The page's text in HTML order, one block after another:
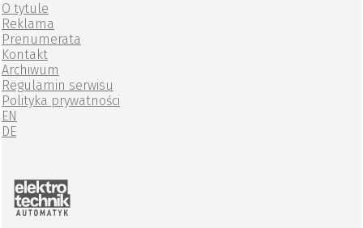
O tytule
Reklama
Prenumerata
Kontakt
Archiwum
Regulamin serwisu
Polityka prywatności
EN
DE